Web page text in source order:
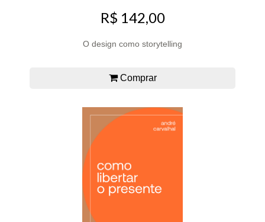
R$ 142,00
O design como storytelling
Comprar